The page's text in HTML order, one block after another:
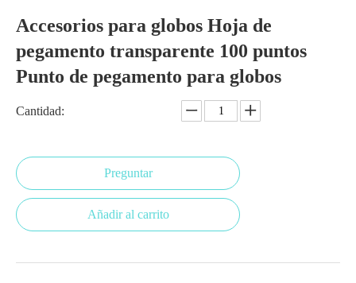
Accesorios para globos Hoja de
pegamento transparente 100 puntos
Punto de pegamento para globos
Cantidad:
Preguntar
Añadir al carrito